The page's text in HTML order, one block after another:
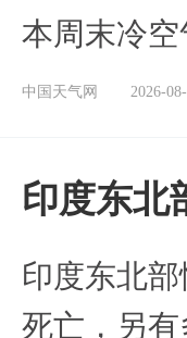
本周末冷空
中国天气网 2026-
印度东北
印度东北
死亡，另有